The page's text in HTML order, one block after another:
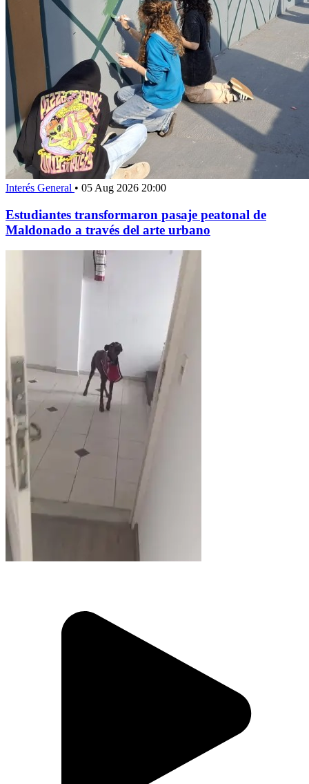
Interés General • 05 Aug 2026 20:00
Estudiantes transformaron pasaje peatonal de
Maldonado a través del arte urbano